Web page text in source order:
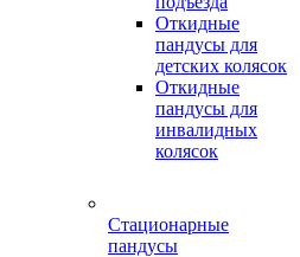
Откидные
пандусы для
детских колясок
Откидные
пандусы для
инвалидных
колясок
Стационарные
пандусы